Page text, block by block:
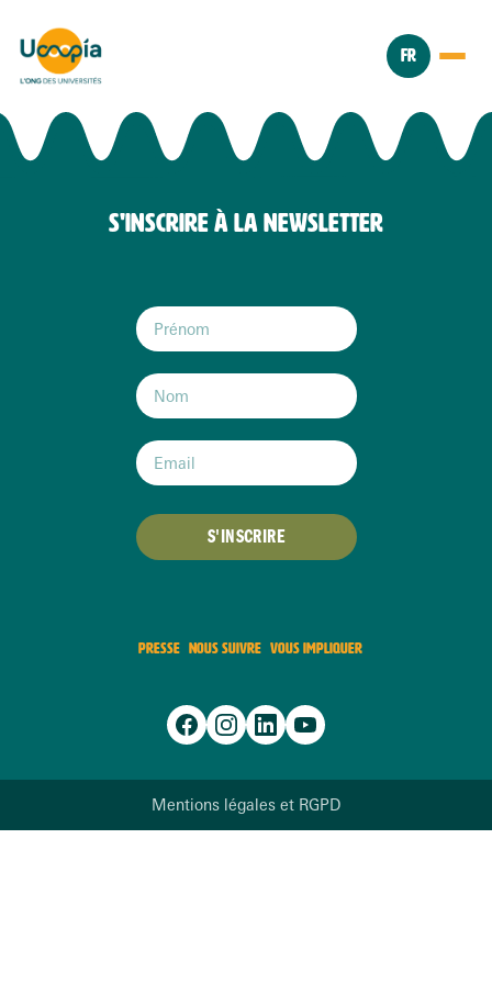
FR
S'INSCRIRE À LA NEWSLETTER
S'INSCRIRE
PRESSE NOUS SUIVRE VOUS IMPLIQUER
Mentions légales et RGPD